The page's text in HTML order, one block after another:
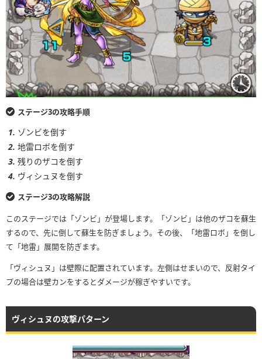
ステージ3の攻略手順
ゾンビを倒す
地雷ロボを倒す
残りのザコを倒す
ヴィシュヌを倒す
ステージ3の攻略解説
このステージでは「ゾンビ」が登場します。「ゾンビ」は他のザコを蘇生
するので、先に倒して蘇生を防ぎましょう。その後、「地雷ロボ」を倒し
て「地雷」展開を防ぎます。
「ヴィシュヌ」は壁際に配置されています。左側はせまいので、反射タイ
プの場合は壁カンをするとダメージが稼ぎやすいです。
ヴィシュヌの攻撃パターン